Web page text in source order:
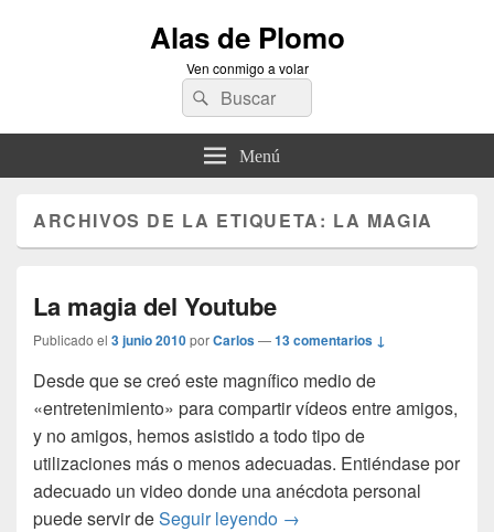
Alas de Plomo
Ven conmigo a volar
Buscar
por:
Buscar
Menú
ARCHIVOS DE LA ETIQUETA: LA MAGIA
La magia del Youtube
Publicado el 3 junio 2010porCarlos—13 comentarios ↓
Desde que se creó este magnífico medio de
«entretenimiento» para compartir vídeos entre amigos,
y no amigos, hemos asistido a todo tipo de
utilizaciones más o menos adecuadas. Entiéndase por
adecuado un video donde una anécdota personal
puede servir deSeguir leyendo La magia del Youtube
→